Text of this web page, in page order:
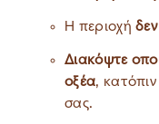
Η περιοχή
Διακόψτε
οξέα,
σας.